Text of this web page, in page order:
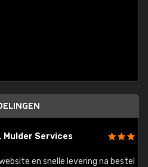
Services
en snelle levering na bestelling"